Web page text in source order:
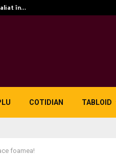
aliat în…
COTIDIAN TABLOID
foamea!